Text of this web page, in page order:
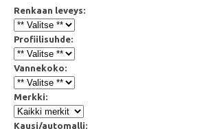
Renkaan leveys:
Profiilisuhde:
Vannekoko:
Merkki:
Kausi/automalli: